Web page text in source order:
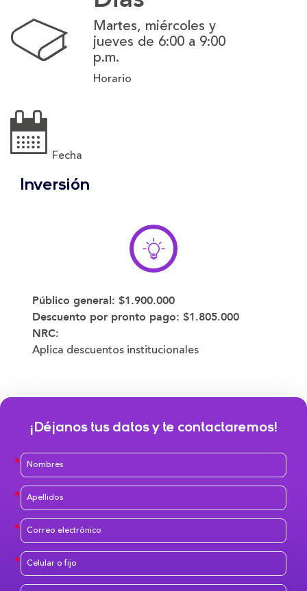
Martes, miércoles y
jueves de 6:00 a 9:00
p.m.
Horario
Fecha
Inversión
Público general: $1.900.000
Descuento por pronto pago: $1.805.000
NRC:
Aplica descuentos institucionales
¡Déjanos tus datos y te contactaremos!